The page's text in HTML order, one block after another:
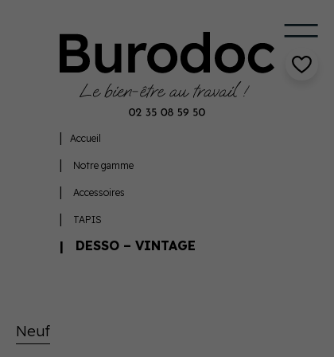
Accueil
Notre gamme
Accessoires
TAPIS
DESSO – VINTAGE
Neuf